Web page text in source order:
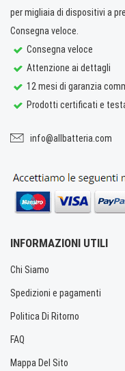
per migliaia di dispositivi a
Consegna veloce.
Consegna veloce
Attenzione ai dettagli
12 mesi di garanzia
Prodotti certificati e
info@allbatteria.com
INFORMAZIONI UTILI
Chi Siamo
Spedizioni e pagamenti
Politica Di Ritorno
FAQ
Mappa Del Sito